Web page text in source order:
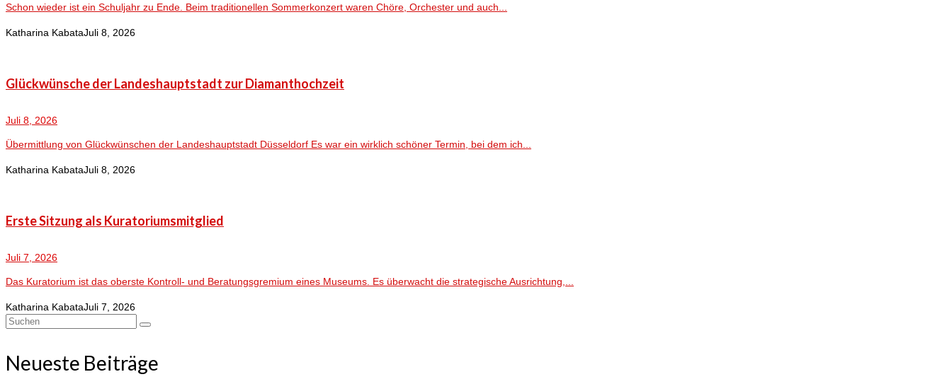
Schon wieder ist ein Schuljahr zu Ende. Beim traditionellen Sommerkonzert waren Chöre, Orchester und auch...
Katharina KabataJuli 8, 2026
Glückwünsche der Landeshauptstadt zur Diamanthochzeit
Juli 8, 2026
Übermittlung von Glückwünschen der Landeshauptstadt Düsseldorf Es war ein wirklich schöner Termin, bei dem ich...
Katharina KabataJuli 8, 2026
Erste Sitzung als Kuratoriumsmitglied
Juli 7, 2026
Das Kuratorium ist das oberste Kontroll- und Beratungsgremium eines Museums. Es überwacht die strategische Ausrichtung,...
Katharina KabataJuli 7, 2026
Suchen
Neueste Beiträge